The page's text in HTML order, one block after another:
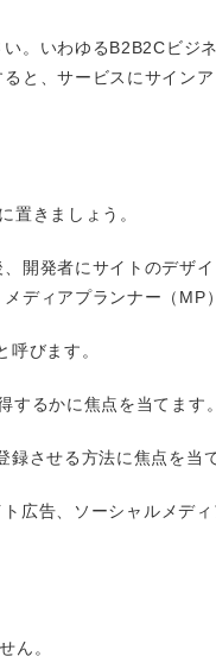
。いわゆるB2B2Cビジネ
と、サービスにサイン
置きましょう。
開発者にサイトのデザ
ディアプランナー（MP
びます。
るかに焦点を当てます。
させる方法に焦点を当
広告、ソーシャルメデ
ん。